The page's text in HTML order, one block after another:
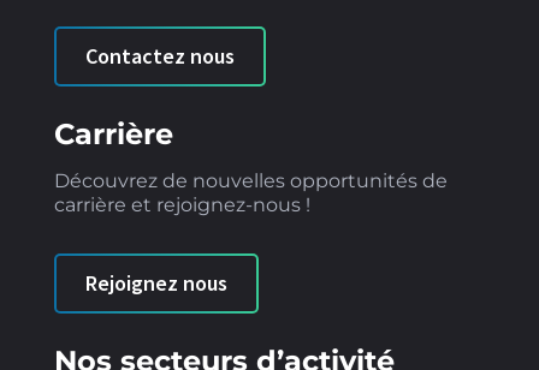
Contactez nous
Carrière
Découvrez de nouvelles opportunités de
carrière et rejoignez-nous !
Rejoignez nous
Nos secteurs d’activité